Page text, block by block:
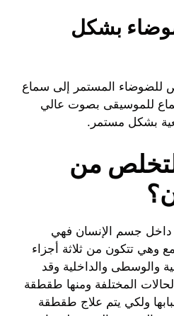
بشكل
المستمر إلى سماع
للموسيقى بصوت عالي
بشكل مستمر.
من
داخل جسم الإنسان فهي
وهي تتكون من ثلاثة أجزاء
والوسطى والداخلية وقد
المختلفة ومنها طقطقة
ولكي يتم علاج طقطقة